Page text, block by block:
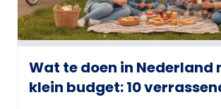
Wat te doen in Nederland
klein budget: 10